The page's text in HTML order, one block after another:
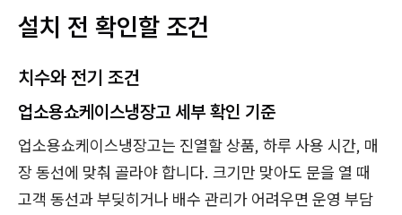
설치 전 확인할 조건
치수와 전기 조건
업소용쇼케이스냉장고 세부 확인 기준
업소용쇼케이스냉장고는 진열할 상품, 하루 사용 시간, 매
장 동선에 맞춰 골라야 합니다. 크기만 맞아도 문을 열 때
고객 동선과 부딪히거나 배수 관리가 어려우면 운영 부담